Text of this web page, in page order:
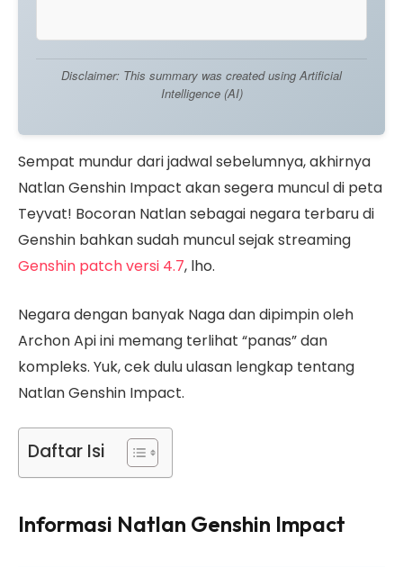
Disclaimer: This summary was created using Artificial
Intelligence (AI)
Sempat mundur dari jadwal sebelumnya, akhirnya
Natlan Genshin Impact akan segera muncul di peta
Teyvat! Bocoran Natlan sebagai negara terbaru di
Genshin bahkan sudah muncul sejak streaming
Genshin patch versi 4.7, lho.
Negara dengan banyak Naga dan dipimpin oleh
Archon Api ini memang terlihat “panas” dan
kompleks. Yuk, cek dulu ulasan lengkap tentang
Natlan Genshin Impact.
Daftar Isi
Informasi Natlan Genshin Impact